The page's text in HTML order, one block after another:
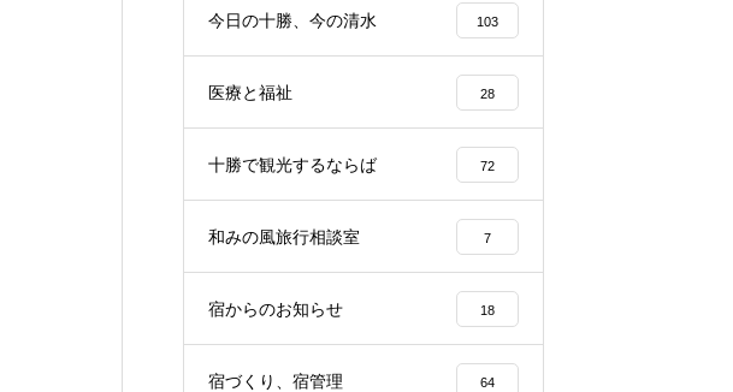
今日の十勝、今の清水 103
医療と福祉 28
十勝で観光するならば 72
和みの風旅行相談室 7
宿からのお知らせ 18
宿づくり、宿管理 64